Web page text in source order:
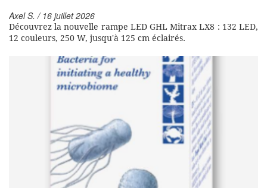
Axel S. / 16 juillet 2026
Découvrez la nouvelle rampe LED GHL Mitrax LX8 : 132 LED,
12 couleurs, 250 W, jusqu'à 125 cm éclairés.